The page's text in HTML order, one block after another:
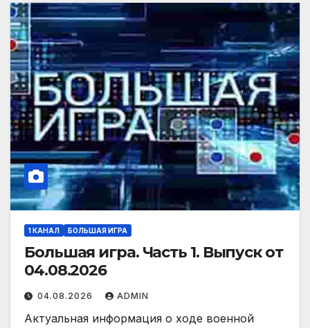
1 КАНАЛ БОЛЬШАЯ ИГРА
Большая игра. Часть 1. Выпуск от
04.08.2026
04.08.2026 ADMIN
Актуальная информация о ходе военной